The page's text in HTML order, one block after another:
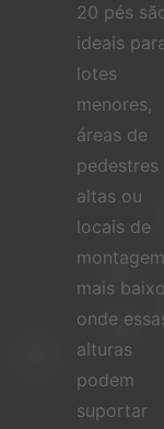
20 pés
ideais
lotes
menores,
áreas de
pedestres
altas ou
locais de
montagem
mais
onde
alturas
podem
suportar